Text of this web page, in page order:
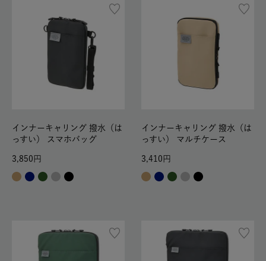
インナーキャリング 撥水（は
っすい） スマホバッグ
3,850
インナーキャリング 撥水（は
っすい） マルチケース
3,410